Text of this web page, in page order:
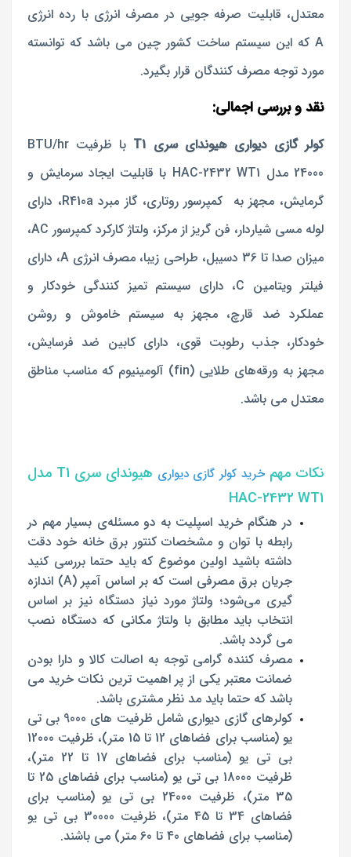
معتدل، قابلیت صرفه جویی در مصرف انرژی با رده انرژی
A که این سیستم ساخت کشور چین می باشد که توانسته
مورد توجه مصرف کنندگان قرار بگیرد.
نقد و بررسی اجمالی:
کولر گازی دیواری هیوندای سری T1
با ظرفیت BTU/hr
24000 مدل HAC-2432 WT1 با قابلیت ایجاد سرمایش و
گرمایش، مجهز به کمپرسور روتاری، گاز مبرد R410a، دارای
لوله مسی شیاردار، فن گریز از مرکز، ولتاژ کارکرد کمپرسور AC،
میزان صدا تا 36 دسیبل، طراحی زیبا، مصرف انرژی A، دارای
فیلتر ویتامین C، دارای سیستم تمیز کنندگی خودکار و
عملکرد ضد قارچ، مجهز به سیستم خاموش و روشن
خودکار، جذب رطوبت قوی، دارای کابین ضد فرسایش،
مجهز به ورقه‌های طلایی (fin) آلومینیوم که مناسب مناطق
معتدل می باشد.
نکات مهمخرید کولر گازی دیواری
هیوندای سری T1 مدل
HAC-2432 WT1
در هنگام خرید اسپلیت به دو مسئله‌ی بسیار مهم در
رابطه با توان و مشخصات کنتور برق خانه خود دقت
داشته باشید اولین موضوع که باید حتما بررسی کنید
جریان برق مصرفی است که بر‌ اساس آمپر (A) اندازه‌
گیری می‌شود؛ ولتاژ مورد نیاز دستگاه نیز بر اساس
انتخاب باید مطابق با ولتاژ مکانی که دستگاه نصب
می گردد باشد.
مصرف کننده گرامی توجه به اصالت کالا و دارا بودن
ضمانت معتبر یکی از پر اهمیت ترین نکات خرید می
باشد که حتما باید مد نظر مشتری باشد.
کولرهای گازی دیواری شامل ظرفیت های 9000 بی تی
یو (مناسب برای فضاهای 12 تا 15 متر)، ظرفیت 12000
بی تی یو (مناسب برای فضاهای 17 تا 22 متر)،
ظرفیت 18000 بی تی یو (مناسب برای فضاهای 25 تا
35 متر)، ظرفیت 24000 بی تی یو (مناسب برای
فضاهای 34 تا 45 متر)، ظرفیت 30000 بی تی یو
(مناسب برای فضاهای 40 تا 60 متر) می باشند.